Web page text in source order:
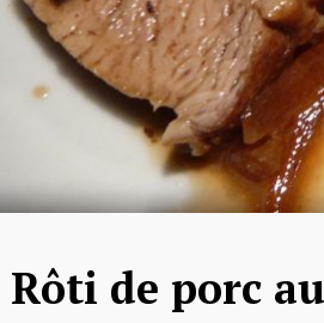
Rôti de porc